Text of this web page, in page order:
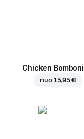
Chicken Bomboni
nuo 15,95 €